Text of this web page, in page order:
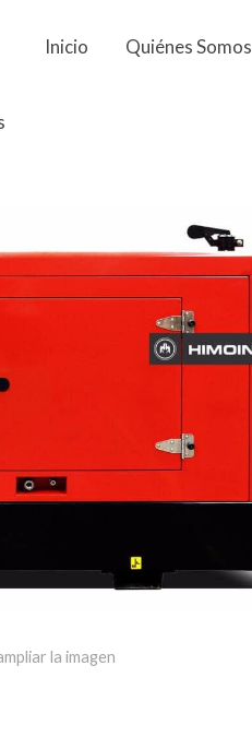
Inicio Quiénes Somos
la imagen